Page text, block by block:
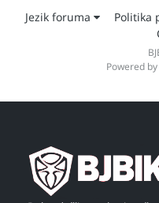
Jezik foruma Politika
Powered